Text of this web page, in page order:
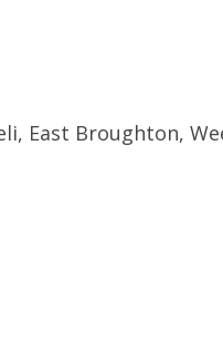
East Broughton,